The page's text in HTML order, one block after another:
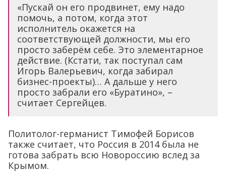
«Пускай он его продвинет, ему надо
помочь, а потом, когда этот
исполнитель окажется на
соответствующей должности, мы его
просто заберём себе. Это элементарное
действие. (Кстати, так поступал сам
Игорь Валерьевич, когда забирал
бизнес-проекты)… А дальше у него
просто забрали его «Буратино», –
считает Сергейцев.
Политолог-германист Тимофей Борисов
также считает, что Россия в 2014 была не
готова забрать всю Новороссию вслед за
Крымом.